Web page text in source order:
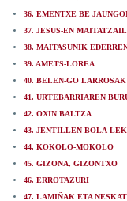
36. EMENTXE BE
37. JESUS-EN
38. MAITASUNIK
39. AMETS-LOREA
40. BELEN-GO LARROSAK
41. URTEBARRIAREN
42. OXIN BALTZA
43. JENTILLEN BOLA-
44. KOKOLO-MOKOLO
45. GIZONA, GIZONTXO
46. ERROTAZURI
47. LAMIÑAK ETA